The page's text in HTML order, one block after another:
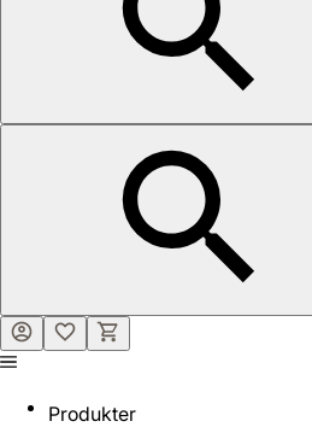
Produkter